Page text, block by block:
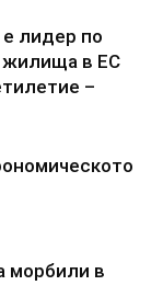
лидер по
жилища в ЕС
–
морбили в